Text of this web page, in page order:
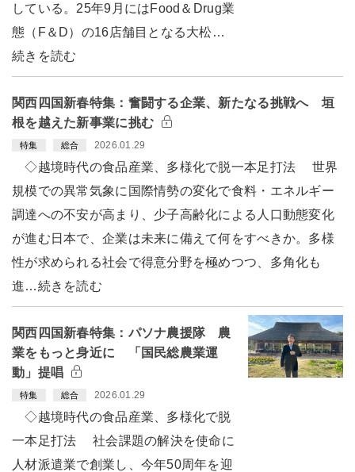
している。25年9月にはFood＆Drug業
態（F＆D）の16店舗目となる大松…
続きを読む
関西四国新春特集：奮闘する企業、新たなる挑戦へ 垣
根を越えた新事業に挑む
特集 総合 2026.01.29
◇越境時代の食品産業、多様化で脱一本足打法 世界
規模での異常気象に国際情勢の変化で食料・エネルギー
調達への不安が高まり、少子高齢化による人口動態変化
が進む日本で、企業は未来に備えて何をすべきか。多様
性が求められる社会で得意分野を極めつつ、多角化も
進…続きを読む
関西四国新春特集：パソナ農援隊 農
業をもっと身近に 「国民総農業運
動」提唱
特集 総合 2026.01.29
◇越境時代の食品産業、多様化で脱
一本足打法 社会課題の解決を使命に
人材派遣業で創業し、今年50周年を迎